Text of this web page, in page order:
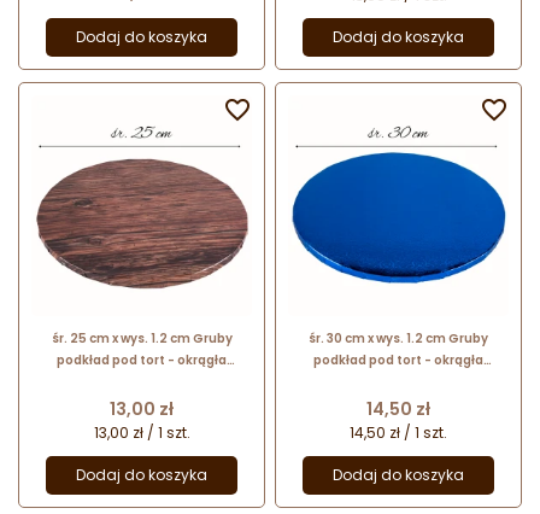
Dodaj do koszyka Dodaj do koszyka
śr. 25 cm x wys. 1.2 cm Gruby
podkład pod tort - okrągła
serwowania ciast - motyw drewna
Cena
13,00 zł
13,00 zł / 1 szt.
Dodaj do koszyka

śr. 30 cm x wys. 1.2 cm Gruby
podkład pod tort - okrągła
serwowania ciast - granatowa
Cena
14,50 zł
14,50 zł / 1 szt.
Dodaj do koszyka
